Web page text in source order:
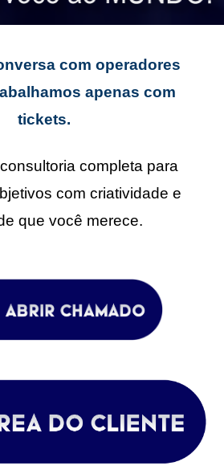
com operadores
apenas com
tickets.
completa para
com criatividade e
que você merece.